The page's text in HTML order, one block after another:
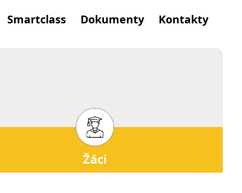
Smartclass Dokumenty Kontakty
Žáci